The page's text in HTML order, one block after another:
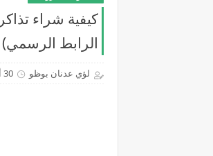
الرابط الرسمي)
لؤي عدنان بوظو 30 أكتوبر 2025